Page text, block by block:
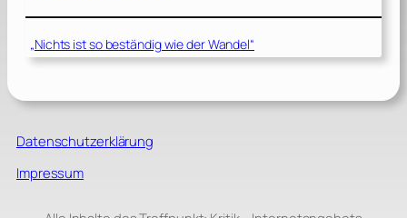
„Nichts ist so beständig wie der Wandel“
Datenschutzerklärung
Impressum